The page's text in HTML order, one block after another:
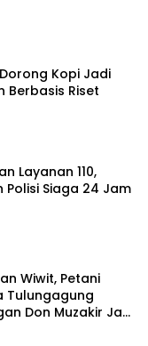
Kopi Jadi
Berbasis Riset
Layanan 110,
Polisi Siaga 24 Jam
Wiwit, Petani
Tulungagung
Don Muzakir Jadi